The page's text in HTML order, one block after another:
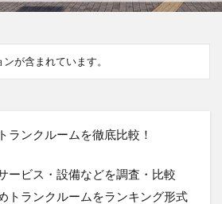
が含まれています。
ランクルームを徹底比較！
ービス・設備などを調査・比較
トランクルームをランキング形式